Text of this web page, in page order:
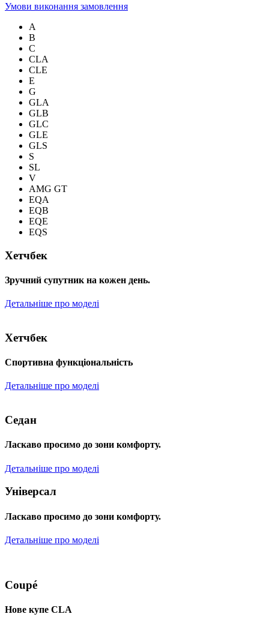
Умови виконання замовлення
A
B
C
CLA
CLE
E
G
GLA
GLB
GLC
GLE
GLS
S
SL
V
AMG GT
EQA
EQB
EQE
EQS
Хетчбек
Зручний супутник на кожен день.
Детальніше про моделі
Хетчбек
Спортивна функціональність
Детальніше про моделі
Седан
Ласкаво просимо до зони комфорту.
Детальніше про моделі
Універсал
Ласкаво просимо до зони комфорту.
Детальніше про моделі
Coupé
Нове купе CLA